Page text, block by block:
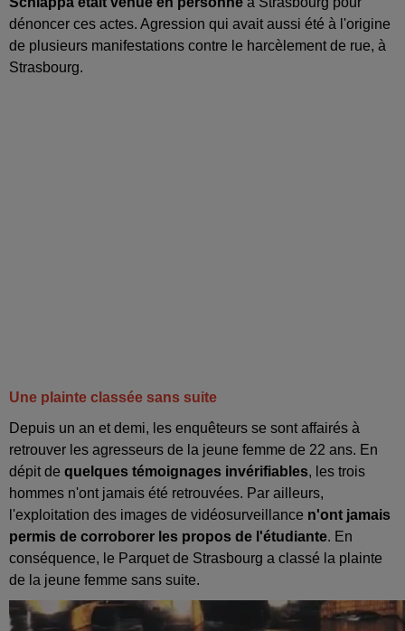
dénoncer ces actes. Agression qui avait aussi été à l'origine
de plusieurs manifestations contre le harcèlement de rue, à
Strasbourg.
Une plainte classée sans suite
Depuis un an et demi, les enquêteurs se sont affairés à
retrouver les agresseurs de la jeune femme de 22 ans. En
dépit de quelques témoignages invérifiables, les trois
hommes n'ont jamais été retrouvées. Par ailleurs,
l'exploitation des images de vidéosurveillance n'ont jamais
permis de corroborer les propos de l'étudiante. En
conséquence, le Parquet de Strasbourg a classé la plainte
de la jeune femme sans suite.